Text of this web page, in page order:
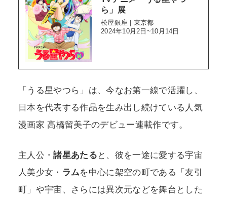
ら」展
松屋銀座 | 東京都
2024年10月2日~10月14日
「うる星やつら」は、今なお第一線で活躍し、
日本を代表する作品を生み出し続けている人気
漫画家 高橋留美子のデビュー連載作です。
主人公・諸星あたる と、彼を一途に愛する宇宙
人美少女・ ラムを中心に架空の町である「友引
町」や宇宙、さらには異次元などを舞台とした